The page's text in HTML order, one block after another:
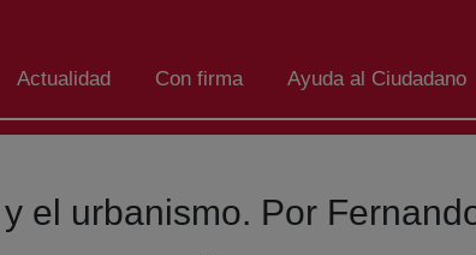
Actualidad Con firma Ayuda al Ciudadano
el urbanismo. Por